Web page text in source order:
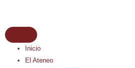
Inicio
El Ateneo